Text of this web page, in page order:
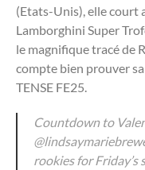
(Etats-Unis), elle court
Lamborghini Super
le magnifique tracé de
compte bien prouver
TENSE FE25.
Countdown to
rookies for Friday’s